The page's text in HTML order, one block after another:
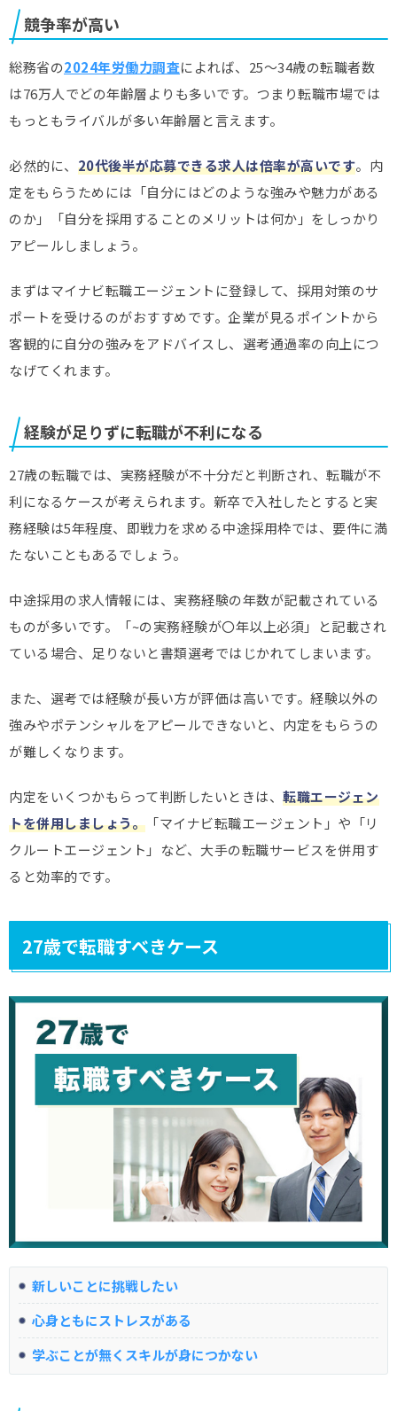
競争率が高い
総務省の2024年労働力調査によれば、25～34歳の転職者数
は76万人でどの年齢層よりも多いです。つまり転職市場では
もっともライバルが多い年齢層と言えます。
必然的に、 20代後半が応募できる求人は倍率が高いです。内
定をもらうためには「自分にはどのような強みや魅力がある
のか」「自分を採用することのメリットは何か」をしっかり
アピールしましょう。
まずはマイナビ転職エージェントに登録して、採用対策のサ
ポートを受けるのがおすすめです。企業が見るポイントから
客観的に自分の強みをアドバイスし、選考通過率の向上につ
なげてくれます。
経験が足りずに転職が不利になる
27歳の転職では、実務経験が不十分だと判断され、転職が不
利になるケースが考えられます。新卒で入社したとすると実
務経験は5年程度、即戦力を求める中途採用枠では、要件に満
たないこともあるでしょう。
中途採用の求人情報には、実務経験の年数が記載されている
ものが多いです。「~の実務経験が〇年以上必須」と記載され
ている場合、足りないと書類選考ではじかれてしまいます。
また、選考では経験が長い方が評価は高いです。経験以外の
強みやポテンシャルをアピールできないと、内定をもらうの
が難しくなります。
内定をいくつかもらって判断したいときは、 転職エージェン
トを併用しましょう。 「マイナビ転職エージェント」や「リ
クルートエージェント」など、大手の転職サービスを併用す
ると効率的です。
27歳で転職すべきケース
新しいことに挑戦したい
心身ともにストレスがある
学ぶことが無くスキルが身につかない